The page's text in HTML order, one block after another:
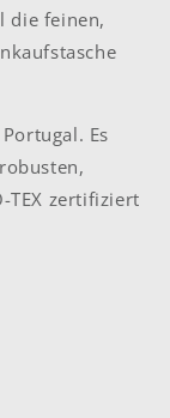
die feinen,
Es
TEX zertifiziert